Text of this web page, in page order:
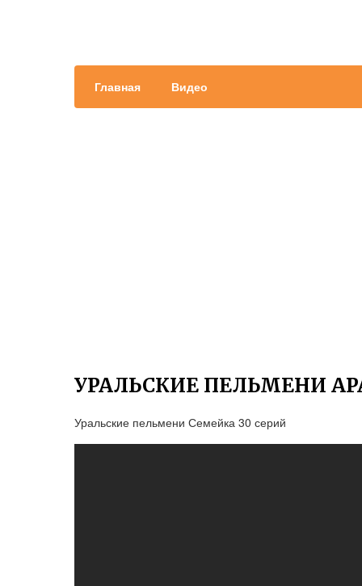
Главная Видео
УРАЛЬСКИЕ ПЕЛЬМЕНИ
Уральские пельмени Семейка 30 серий